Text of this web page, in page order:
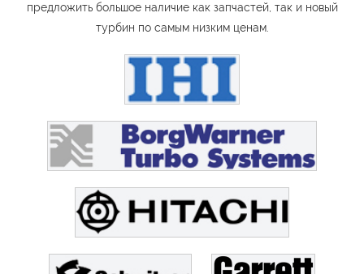
предложить большое наличие как запчастей, так и новый
турбин по самым низким ценам.